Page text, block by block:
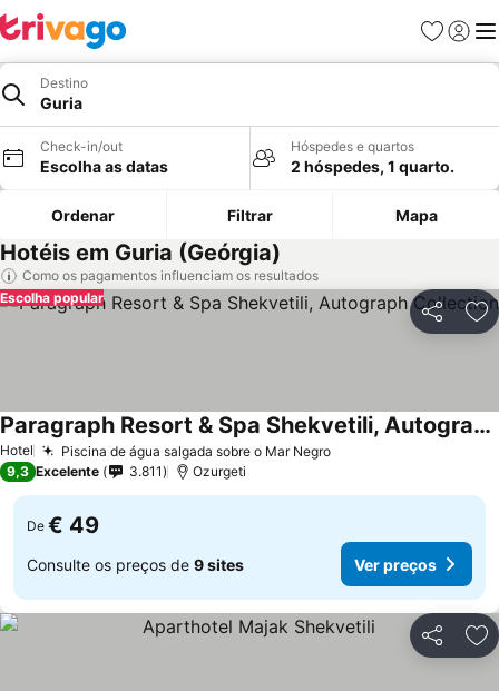
Favoritos
Iniciar
Destino
Guria
Check-in/out
Escolha as datas
Hóspedes e quartos
2 hóspedes, 1 quarto.
Ordenar Filtrar Mapa
Hotéis em Guria (Geórgia)
Como os pagamentos influenciam os resultados
Partilhar
Escolha popular
Hotel Piscina de água salgada sobre o Mar Negro
Paragraph Resort & Spa Shekvetili, Autograph Collection
9,3 Excelente 3.811 Ozurgeti
De € 49
Consulte os preços de 9 sites Ver preços
Partilhar